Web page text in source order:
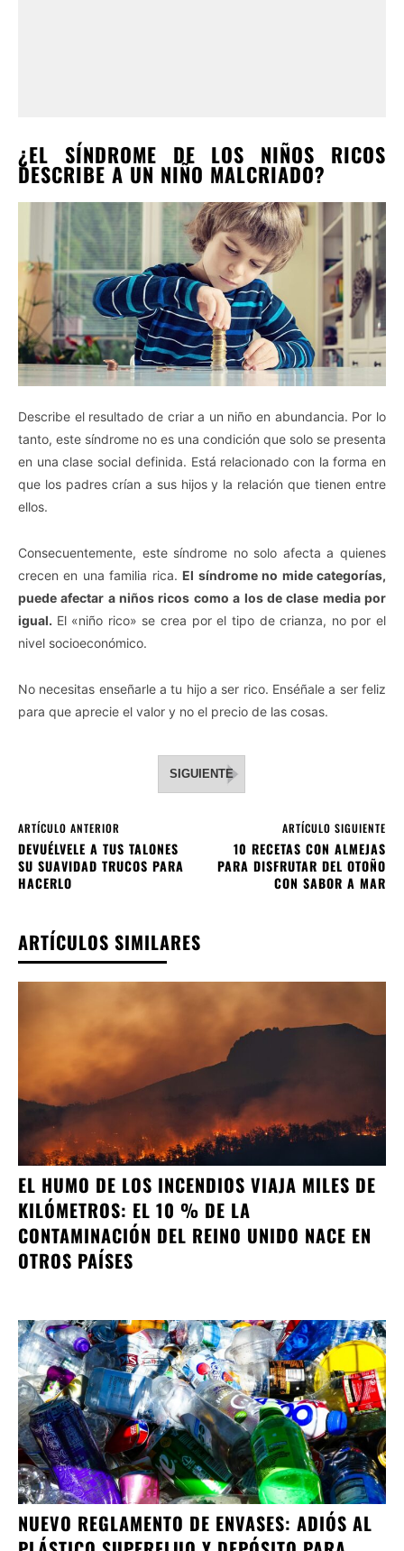
¿EL SÍNDROME DE LOS NIÑOS RICOS
DESCRIBE A UN NIÑO MALCRIADO?
Describe el resultado de criar a un niño en abundancia. Por lo
tanto, este síndrome no es una condición que solo se presenta
en una clase social definida. Está relacionado con la forma en
que los padres crían a sus hijos y la relación que tienen entre
ellos.
Consecuentemente, este síndrome no solo afecta a quienes
crecen en una familia rica. El síndrome no mide categorías,
puede afectar a niños ricos como a los de clase media por
igual. El «niño rico» se crea por el tipo de crianza, no por el
nivel socioeconómico.
No necesitas enseñarle a tu hijo a ser rico. Enséñale a ser feliz
para que aprecie el valor y no el precio de las cosas.
SIGUIENTE
ARTÍCULO ANTERIOR
DEVUÉLVELE A TUS TALONES
SU SUAVIDAD TRUCOS PARA
HACERLO
ARTÍCULO SIGUIENTE
10 RECETAS CON ALMEJAS
PARA DISFRUTAR DEL OTOÑO
CON SABOR A MAR
ARTÍCULOS SIMILARES
EL HUMO DE LOS INCENDIOS VIAJA MILES DE
KILÓMETROS: EL 10 % DE LA
CONTAMINACIÓN DEL REINO UNIDO NACE EN
OTROS PAÍSES
NUEVO REGLAMENTO DE ENVASES: ADIÓS AL